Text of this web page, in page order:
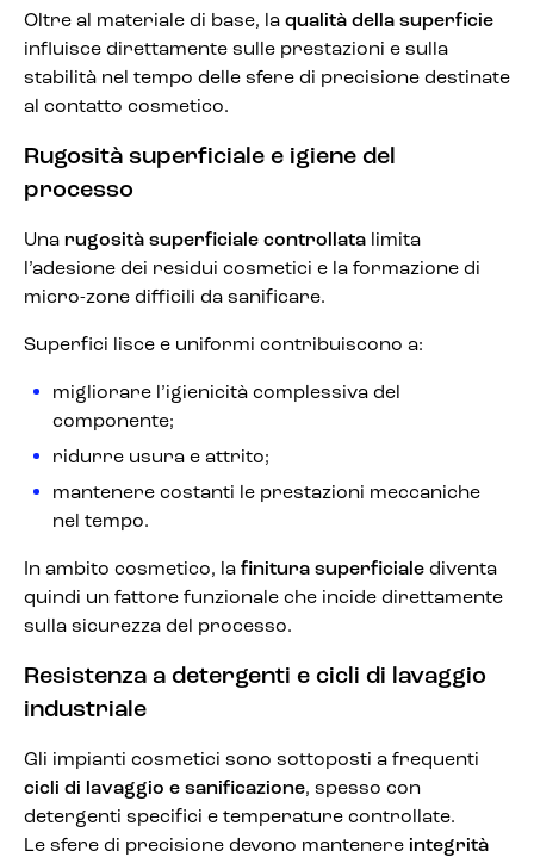
Oltre al materiale di base, la qualità della superficie
influisce direttamente sulle prestazioni e sulla
stabilità nel tempo delle sfere di precisione destinate
al contatto cosmetico.
Rugosità superficiale e igiene del
processo
Una rugosità superficiale controllata limita
l’adesione dei residui cosmetici e la formazione di
micro-zone difficili da sanificare.
Superfici lisce e uniformi contribuiscono a:
migliorare l’igienicità complessiva del
componente;
ridurre usura e attrito;
mantenere costanti le prestazioni meccaniche
nel tempo.
In ambito cosmetico, la finitura superficiale diventa
quindi un fattore funzionale che incide direttamente
sulla sicurezza del processo.
Resistenza a detergenti e cicli di lavaggio
industriale
Gli impianti cosmetici sono sottoposti a frequenti
cicli di lavaggio e sanificazione, spesso con
detergenti specifici e temperature controllate.
Le sfere di precisione devono mantenere integrità